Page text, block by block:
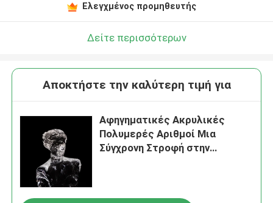
Ελεγχμένος προμηθευτής
Δείτε περισσότερων
Αποκτήστε την καλύτερη τιμή για
Αφηγηματικές Ακρυλικές
Πολυμερές Αριθμοί Μια
Σύγχρονη Στροφή στην